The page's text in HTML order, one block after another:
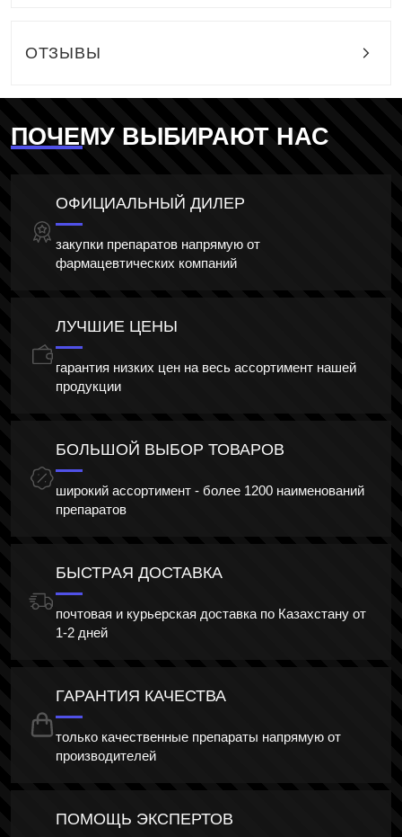
ОТЗЫВЫ
ПОЧЕМУ ВЫБИРАЮТ НАС
ОФИЦИАЛЬНЫЙ ДИЛЕР
закупки препаратов напрямую от
фармацевтических компаний
ЛУЧШИЕ ЦЕНЫ
гарантия низких цен на весь ассортимент нашей
продукции
БОЛЬШОЙ ВЫБОР ТОВАРОВ
широкий ассортимент - более 1200 наименований
препаратов
БЫСТРАЯ ДОСТАВКА
почтовая и курьерская доставка по Казахстану от
1-2 дней
ГАРАНТИЯ КАЧЕСТВА
только качественные препараты напрямую от
производителей
ПОМОЩЬ ЭКСПЕРТОВ